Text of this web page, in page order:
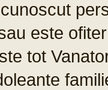
este
tot